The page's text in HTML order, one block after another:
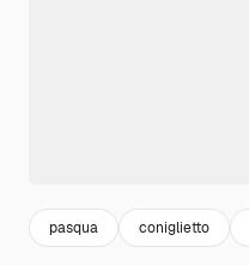
pasqua coniglietto